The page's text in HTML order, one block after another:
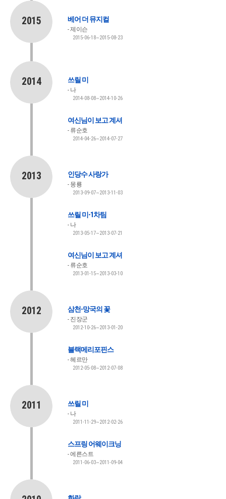
2015 베어 더 뮤지컬
제이슨
2015-06-18~2015-08-23
2014 쓰릴 미
나
2014-08-08~2014-10-26
여신님이 보고 계셔
류순호
2014-04-26~2014-07-27
2013 인당수 사랑가
몽룡
2013-09-07~2013-11-03
쓰릴 미-1차팀
나
2013-05-17~2013-07-21
여신님이 보고 계셔
류순호
2013-01-15~2013-03-10
2012 삼천-망국의 꽃
진장군
2012-10-26~2013-01-20
블랙메리포핀스
헤르만
2012-05-08~2012-07-08
2011 쓰릴 미
나
2011-11-29~2012-02-26
스프링 어웨이크닝
에른스트
2011-06-03~2011-09-04